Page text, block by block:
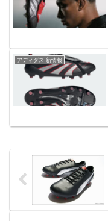
アディダス 新情報